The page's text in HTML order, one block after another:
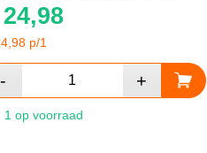
p/1
1 op voorraad